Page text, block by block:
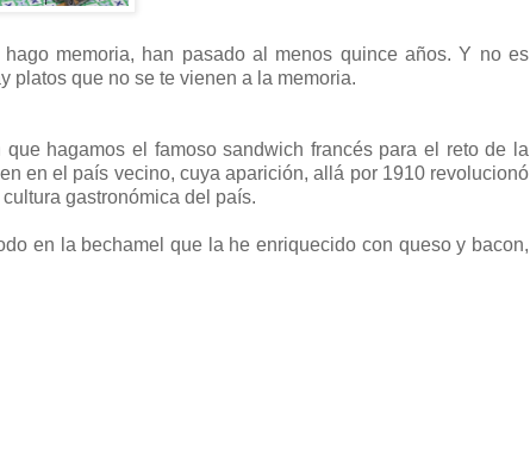
memoria, han pasado al menos quince años. Y no es
platos que no se te vienen a la memoria.
hagamos el famoso sandwich francés para el reto de la
en el país vecino, cuya aparición, allá por 1910 revolucionó
gastronómica del país.
en la bechamel que la he enriquecido con queso y bacon,